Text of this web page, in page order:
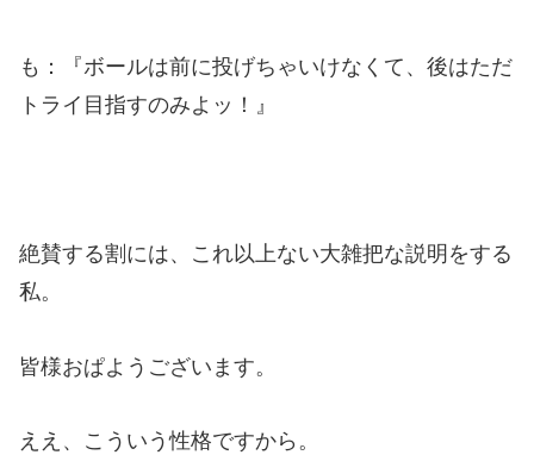
も：『ボールは前に投げちゃいけなくて、後はただ
トライ目指すのみよッ！』
絶賛する割には、これ以上ない大雑把な説明をする
私。
皆様おぱようございます。
ええ、こういう性格ですから。